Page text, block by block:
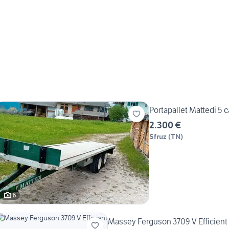
6
Portapallet Mattedi 5
2.300 €
Sfruz (TN)
Massey Ferguson 3709 V Efficient